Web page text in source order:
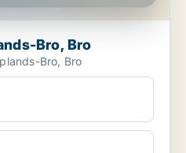
Bro, Bro
Bro, Bro